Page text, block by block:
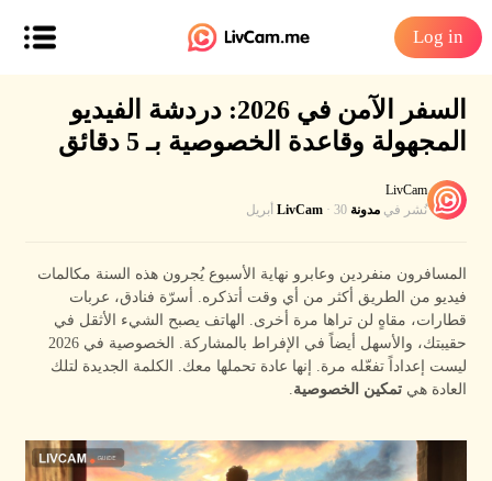
Log in
السفر الآمن في 2026: دردشة الفيديو
المجهولة وقاعدة الخصوصية بـ 5 دقائق
LivCam
نُشر فيمدونة LivCam· 30 أبريل
المسافرون منفردين وعابرو نهاية الأسبوع يُجرون هذه السنة مكالمات
فيديو من الطريق أكثر من أي وقت أتذكره. أسرّة فنادق، عربات
قطارات، مقاهٍ لن تراها مرة أخرى. الهاتف يصبح الشيء الأثقل في
حقيبتك، والأسهل أيضاً في الإفراط بالمشاركة. الخصوصية في 2026
ليست إعداداً تفعّله مرة. إنها عادة تحملها معك. الكلمة الجديدة لتلك
العادة هيتمكين الخصوصية